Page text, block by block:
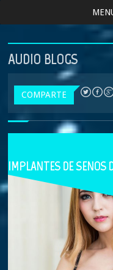
AUDIO BLOGS
COMPARTE